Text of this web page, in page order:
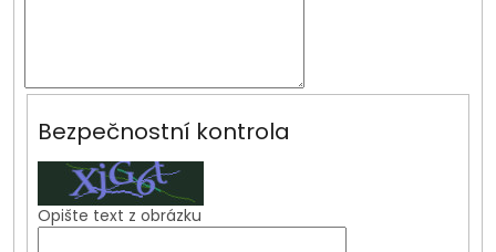
Bezpečnostní kontrola
Opište text z obrázku